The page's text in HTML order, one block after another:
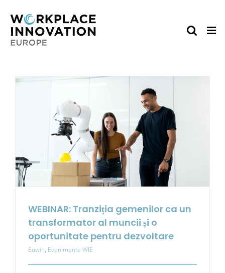
content
WEBINAR: Tranziția gemenilor ca un
transformator al muncii și o
oportunitate pentru dezvoltare
Euwin, Evenimente WIE